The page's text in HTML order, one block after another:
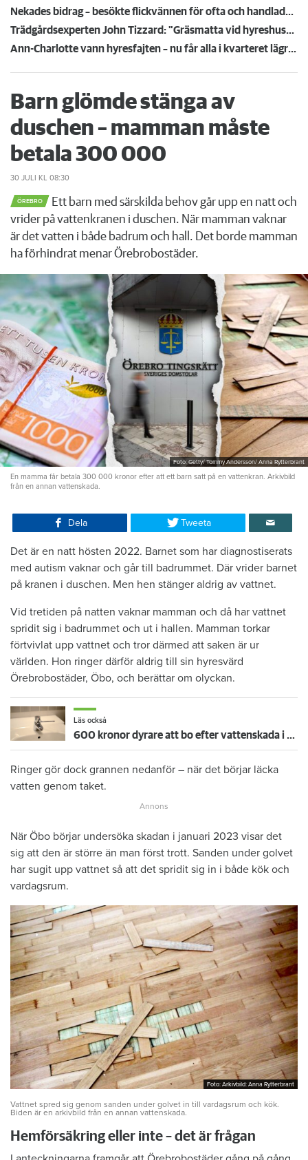
Nekades bidrag – besökte flickvännen för ofta och handlade mat i fel kvarter
Trädgårdsexperten John Tizzard: "Gräsmatta vid hyreshuset räcker inte längre"
Ann-Charlotte vann hyresfajten – nu får alla i kvarteret lägre höjning: ”Var tvungen att göra något”
Barn glömde stänga av
duschen – mamman måste
betala 300 000
30 JULI KL 08:30
ÖREBRO
Ett barn med särskilda behov går upp en natt och
vrider på vattenkranen i duschen. När mamman vaknar
är det vatten i både badrum och hall. Det borde mamman
ha förhindrat menar Örebrobostäder.
Foto: Getty/ Tommy Andersson/ Anna Rytterbrant
En mamma får betala 300 000 kronor efter att ett barn satt på en vattenkran. Arkivbild
från en annan vattenskada.
Dela Tweeta
Det är en natt hösten 2022. Barnet som har diagnostiserats
med autism vaknar och går till badrummet. Där vrider barnet
på kranen i duschen. Men hen stänger aldrig av vattnet.
Vid tretiden på natten vaknar mamman och då har vattnet
spridit sig i badrummet och ut i hallen. Mamman torkar
förtvivlat upp vattnet och tror därmed att saken är ur
världen. Hon ringer därför aldrig till sin hyresvärd
Örebrobostäder, Öbo, och berättar om olyckan.
Läs också
600 kronor dyrare att bo efter vattenskada i Varberg
Ringer gör dock grannen nedanför – när det börjar läcka
vatten genom taket.
När Öbo börjar undersöka skadan i januari 2023 visar det
sig att den är större än man först trott. Sanden under golvet
har sugit upp vattnet så att det spridit sig in i både kök och
vardagsrum.
Foto: Arkivbild: Anna Rytterbrant
Foto: Arkivbild: Anna Rytterbrant
Vattnet spred sig genom sanden under golvet in till vardagsrum och kök.
Biden är en arkivbild från en annan vattenskada.
Hemförsäkring eller inte – det är frågan